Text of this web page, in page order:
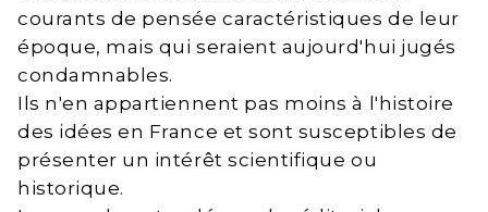
courants de pensée caractéristiques de leur
époque, mais qui seraient aujourd'hui jugés
condamnables.
Ils n'en appartiennent pas moins à l'histoire
des idées en France et sont susceptibles de
présenter un intérêt scientifique ou
historique.